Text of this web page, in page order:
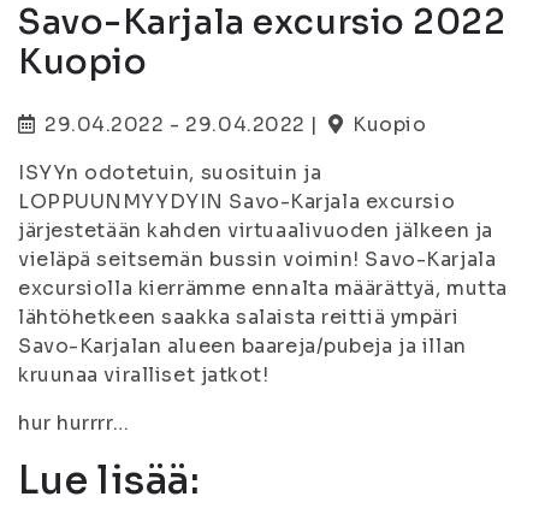
Savo-Karjala excursio 2022
Kuopio
29.04.2022 - 29.04.2022 |
Kuopio
ISYYn odotetuin, suosituin ja
LOPPUUNMYYDYIN Savo-Karjala excursio
järjestetään kahden virtuaalivuoden jälkeen ja
vieläpä seitsemän bussin voimin! Savo-Karjala
excursiolla kierrämme ennalta määrättyä, mutta
lähtöhetkeen saakka salaista reittiä ympäri
Savo-Karjalan alueen baareja/pubeja ja illan
kruunaa viralliset jatkot!
hur hurrrr…
Lue lisää: